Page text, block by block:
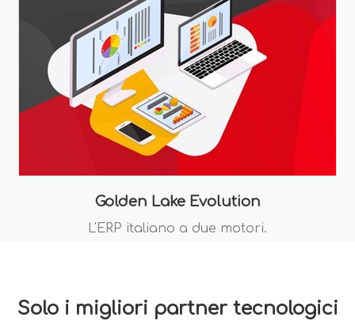
Golden Lake Evolution
L'ERP italiano a due motori.
Solo i migliori partner tecnologici